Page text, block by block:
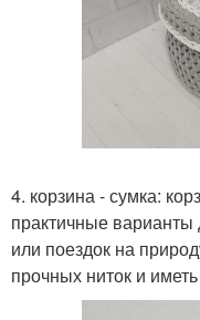
4. корзина - сумка:
практичные варианты
или поездок на
прочных ниток и